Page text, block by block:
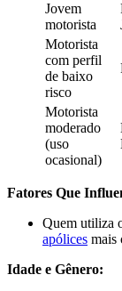
Jovem
motorista
Motorista
com perfil
de baixo
risco
Motorista
moderado
(uso
ocasional)
Fatores Que
Quem utiliza
apólices mais
Idade e Gênero: